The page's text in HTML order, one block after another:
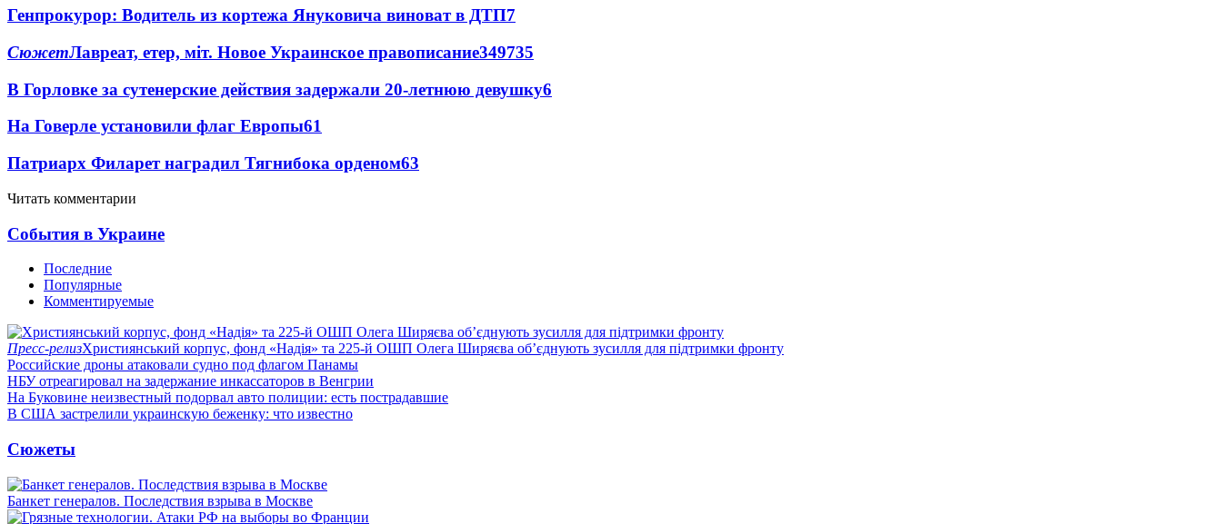
Генпрокурор: Водитель из кортежа Януковича виноват в ДТП7
СюжетЛавреат, етер, міт. Новое Украинское правописание349735
В Горловке за сутенерские действия задержали 20-летнюю девушку6
На Говерле установили флаг Европы61
Патриарх Филарет наградил Тягнибока орденом63
Читать комментарии
События в Украине
Последние
Популярные
Комментируемые
Пресс-релизХристиянський корпус, фонд «Надія» та 225-й ОШП Олега Ширяєва об’єднують зусилля для підтримки фронту
Российские дроны атаковали судно под флагом Панамы
НБУ отреагировал на задержание инкассаторов в Венгрии
На Буковине неизвестный подорвал авто полиции: есть пострадавшие
В США застрелили украинскую беженку: что известно
Сюжеты
Банкет генералов. Последствия взрыва в Москве